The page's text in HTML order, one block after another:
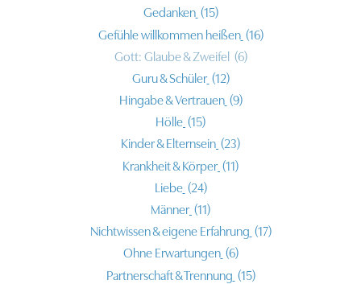
Gedanken (15)
Gefühle willkommen heißen (16)
Gott: Glaube & Zweifel (6)
Guru & Schüler (12)
Hingabe & Vertrauen (9)
Hölle (15)
Kinder & Elternsein (23)
Krankheit & Körper (11)
Liebe (24)
Männer (11)
Nichtwissen & eigene Erfahrung (17)
Ohne Erwartungen (6)
Partnerschaft & Trennung (15)